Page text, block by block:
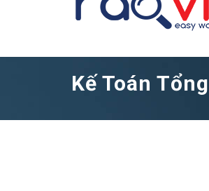
Kế Toán